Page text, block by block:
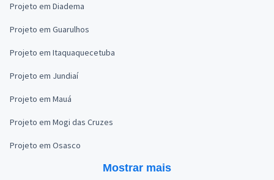
Projeto em Diadema
Projeto em Guarulhos
Projeto em Itaquaquecetuba
Projeto em Jundiaí
Projeto em Mauá
Projeto em Mogi das Cruzes
Projeto em Osasco
Mostrar mais